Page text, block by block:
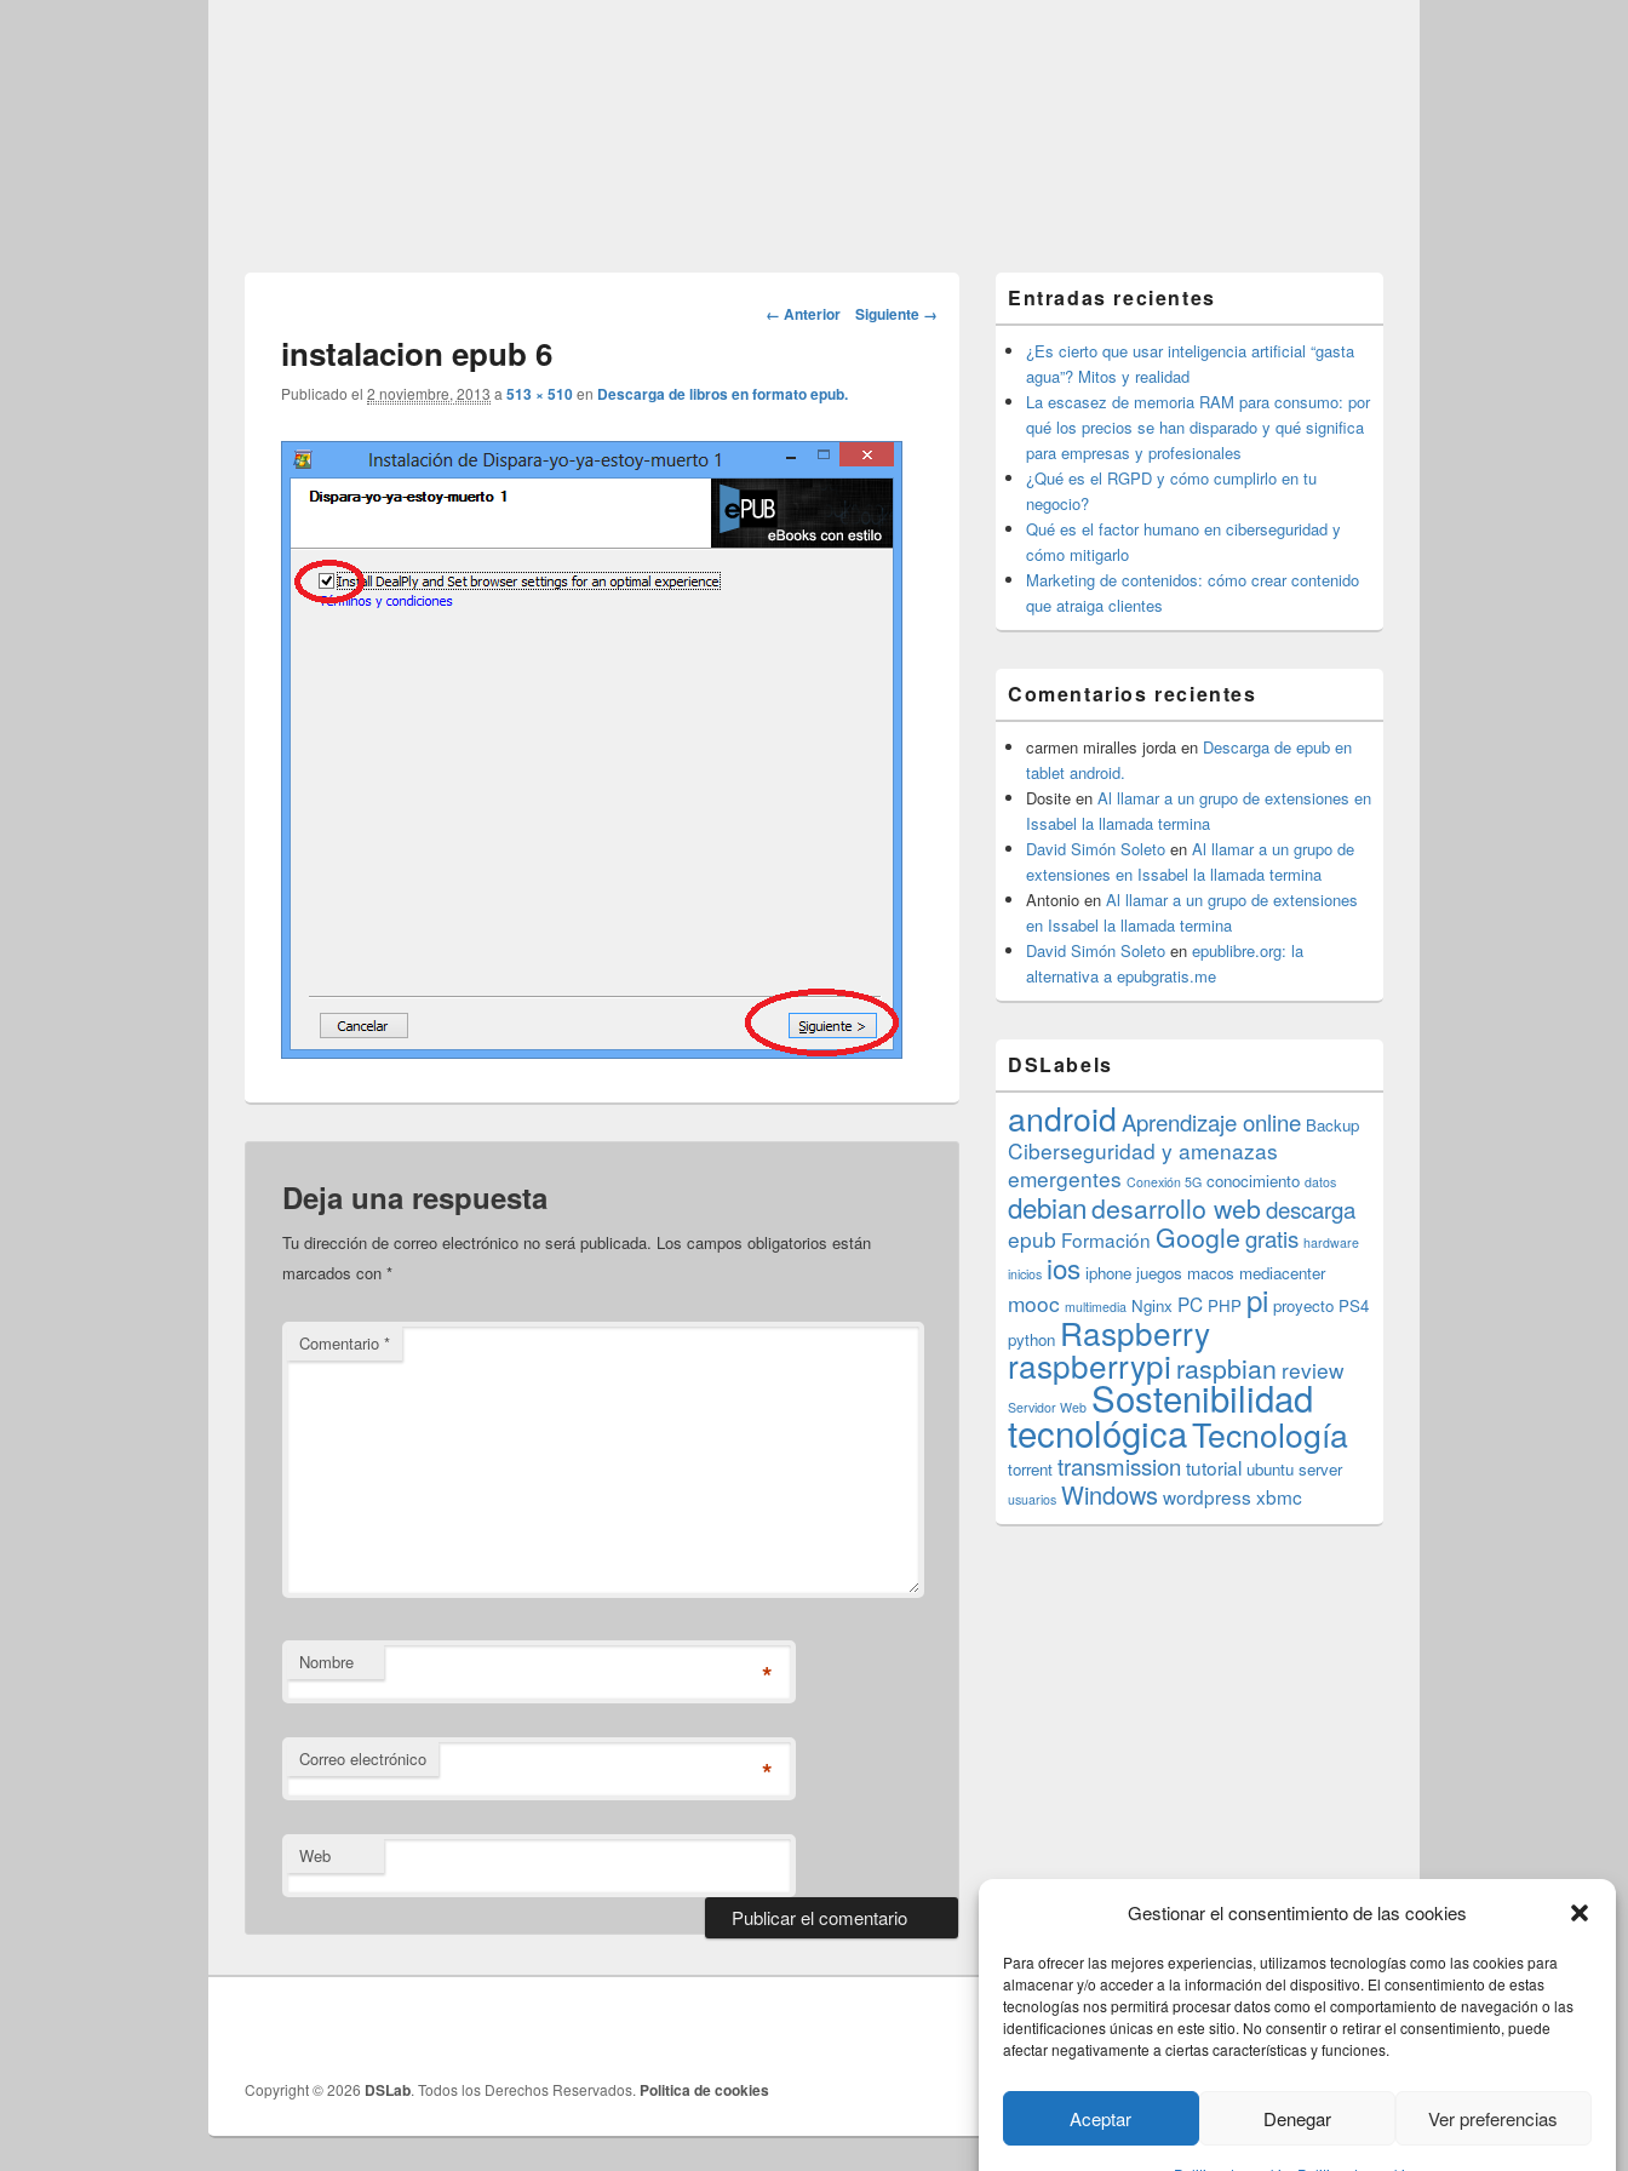
Gestionar el consentimiento de las cookies
Para ofrecer las mejores experiencias, utilizamos tecnologías como las cookies para
almacenar y/o acceder a la información del dispositivo. El consentimiento de estas
tecnologías nos permitirá procesar datos como el comportamiento de navegación o las
identificaciones únicas en este sitio. No consentir o retirar el consentimiento, puede
afectar negativamente a ciertas características y funciones.
Aceptar Denegar Ver preferencias
Navegador
← Anterior Siguiente →
instalacion epub 6
Publicado el 2 noviembre, 2013 a 513 × 510en Descarga de libros en formato epub.
Deja una respuesta
Tu dirección de correo electrónico no será publicada. Los campos obligatorios están
marcados con *
Comentario *
Nombre *
Correo electrónico *
Web
área
de
widget
barra
lateral
primaria
Entradas recientes
¿Es cierto que usar inteligencia artificial “gasta
agua”? Mitos y realidad
La escasez de memoria RAM para consumo: por
qué los precios se han disparado y qué significa
para empresas y profesionales
¿Qué es el RGPD y cómo cumplirlo en tu
negocio?
Qué es el factor humano en ciberseguridad y
cómo mitigarlo
Marketing de contenidos: cómo crear contenido
que atraiga clientes
Comentarios recientes
carmen miralles jorda en Descarga de epub en
tablet android.
Dosite en Al llamar a un grupo de extensiones en
Issabel la llamada termina
David Simón Soleto en Al llamar a un grupo de
extensiones en Issabel la llamada termina
Antonio en Al llamar a un grupo de extensiones
en Issabel la llamada termina
David Simón Soleto en epublibre.org: la
alternativa a epubgratis.me
DSLabels
androidAprendizaje online Backup
Ciberseguridad y amenazas
emergentes Conexión 5G conocimiento datos
debiandesarrollo webdescarga
epub Formación Googlegratis hardware
inicios ios iphone juegos macos mediacenter
mooc multimedia Nginx PC PHP pi proyecto PS4
python Raspberry
raspberrypi raspbian review
Servidor Web Sostenibilidad
tecnológicaTecnología
torrent transmission tutorial ubuntu server
usuarios Windowswordpress xbmc
Copyright © 2026 DSLab. Todos los Derechos Reservados. Politica de cookies Theme: Catch Box by